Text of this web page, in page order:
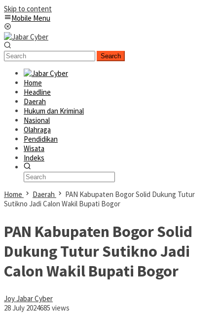
Skip to content
Mobile Menu
Search
Home
Headline
Daerah
Hukum dan Kriminal
Nasional
Olahraga
Pendidikan
Wisata
Indeks
Home Daerah
PAN Kabupaten Bogor Solid Dukung Tutur
Sutikno Jadi Calon Wakil Bupati Bogor
PAN Kabupaten Bogor Solid
Dukung Tutur Sutikno Jadi
Calon Wakil Bupati Bogor
Joy Jabar Cyber
28 July 2024685 views